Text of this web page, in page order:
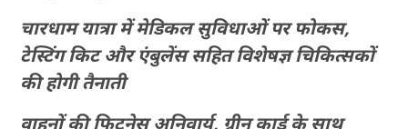
चारधाम यात्रा में मेडिकल सुविधाओं पर फोकस,
टेस्टिंग किट और एंबुलेंस सहित विशेषज्ञ चिकित्सकों
की होगी तैनाती
वाहनों की फिटनेस अनिवार्य, ग्रीन कार्ड के साथ